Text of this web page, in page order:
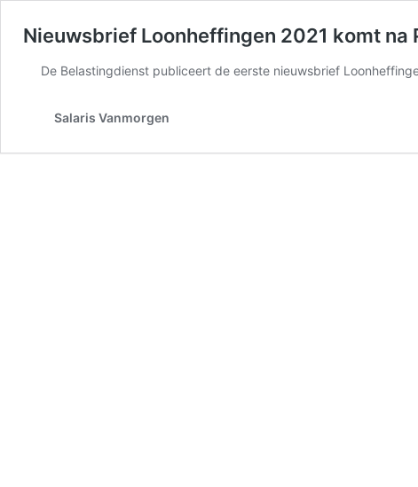
Nieuwsbrief Loonheffingen 2021 komt na
De Belastingdienst publiceert de eerste nieuwsbrief
Salaris Vanmorgen